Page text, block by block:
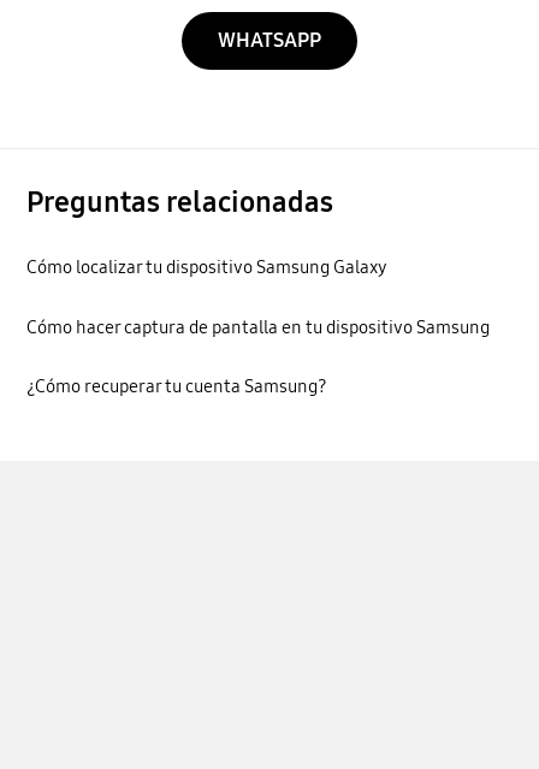
WHATSAPP
Preguntas relacionadas
Cómo localizar tu dispositivo Samsung Galaxy
Cómo hacer captura de pantalla en tu dispositivo Samsung
¿Cómo recuperar tu cuenta Samsung?